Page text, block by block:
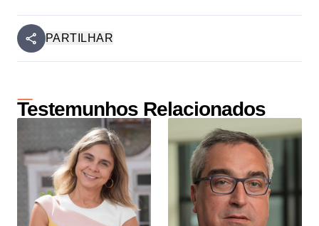
PARTILHAR
Testemunhos Relacionados